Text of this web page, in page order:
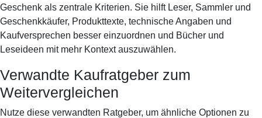
Geschenk als zentrale Kriterien. Sie hilft Leser, Sammler und
Geschenkkäufer, Produkttexte, technische Angaben und
Kaufversprechen besser einzuordnen und Bücher und
Leseideen mit mehr Kontext auszuwählen.
Verwandte Kaufratgeber zum
Weitervergleichen
Nutze diese verwandten Ratgeber, um ähnliche Optionen zu